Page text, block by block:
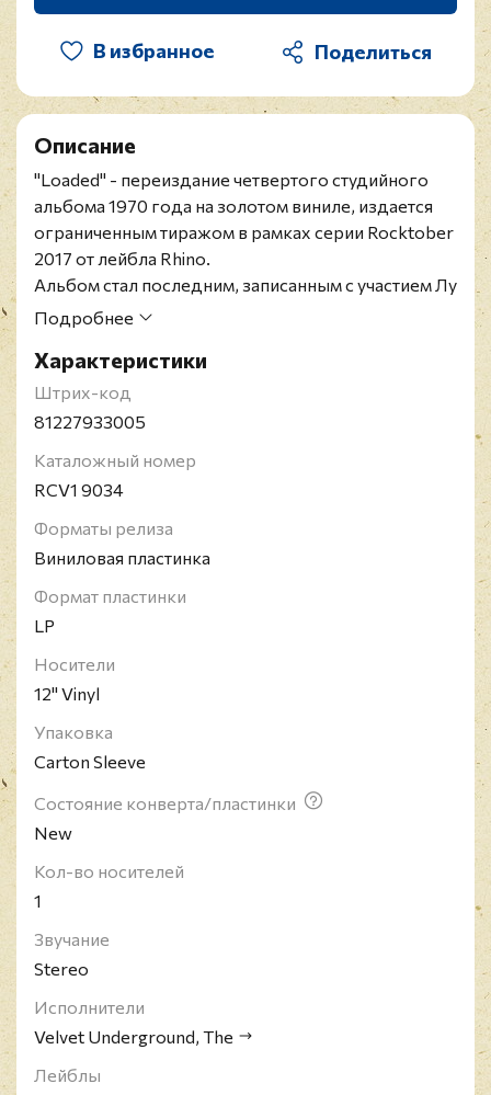
В избранное
Описание
"Loaded" - переиздание четвертого студийного
альбома 1970 года на золотом виниле, издается
ограниченным тиражом в рамках серии Rocktober
2017 от лейбла Rhino.
Альбом стал последним, записанным с участием Лу
Рида, который покинул группу за месяц до релиза
The Velvet Underground - американская рок-
группа 1960-х и 1970-х годов, стоявшая у истоков
альтернативной и экспериментальной рок-
The Velvets. Ключевые участники Velvet
Underground - Лу Рид и Джон Кейл, относительно
успешно продолжающие сольную карьеру после
ухода из группы.
Подробнее
Характеристики
Штрих-код
81227933005
Каталожный номер
RCV1 9034
Форматы релиза
Виниловая пластинка
Формат пластинки
LP
Носители
12" Vinyl
Упаковка
Carton Sleeve
Состояние конверта/пластинки
New
Кол-во носителей
1
Звучание
Stereo
Исполнители
Velvet Underground, The
Лейблы